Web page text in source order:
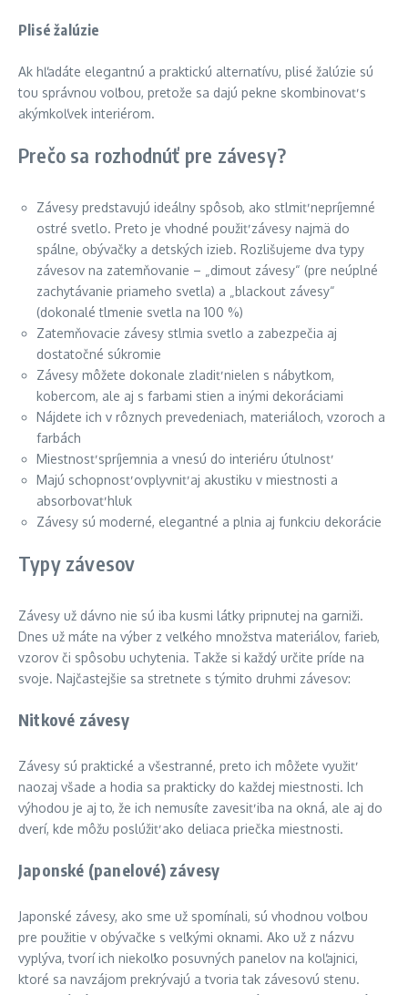
Plisé žalúzie
Ak hľadáte elegantnú a praktickú alternatívu, plisé žalúzie sú
tou správnou voľbou, pretože sa dajú pekne skombinovať s
akýmkoľvek interiérom.
Prečo sa rozhodnúť pre závesy?
Závesy predstavujú ideálny spôsob, ako stlmiť nepríjemné
ostré svetlo. Preto je vhodné použiť závesy najmä do
spálne, obývačky a detských izieb. Rozlišujeme dva typy
závesov na zatemňovanie – „dimout závesy“ (pre neúplné
zachytávanie priameho svetla) a „blackout závesy“
(dokonalé tlmenie svetla na 100 %)
Zatemňovacie závesy stlmia svetlo a zabezpečia aj
dostatočné súkromie
Závesy môžete dokonale zladiť nielen s nábytkom,
kobercom, ale aj s farbami stien a inými dekoráciami
Nájdete ich v rôznych prevedeniach, materiáloch, vzoroch a
farbách
Miestnosť spríjemnia a vnesú do interiéru útulnosť
Majú schopnosť ovplyvniť aj akustiku v miestnosti a
absorbovať hluk
Závesy sú moderné, elegantné a plnia aj funkciu dekorácie
Typy závesov
Závesy už dávno nie sú iba kusmi látky pripnutej na garniži.
Dnes už máte na výber z veľkého množstva materiálov, farieb,
vzorov či spôsobu uchytenia. Takže si každý určite príde na
svoje. Najčastejšie sa stretnete s týmito druhmi závesov:
Nitkové závesy
Závesy sú praktické a všestranné, preto ich môžete využiť
naozaj všade a hodia sa prakticky do každej miestnosti. Ich
výhodou je aj to, že ich nemusíte zavesiť iba na okná, ale aj do
dverí, kde môžu poslúžiť ako deliaca priečka miestnosti.
Japonské (panelové) závesy
Japonské závesy, ako sme už spomínali, sú vhodnou voľbou
pre použitie v obývačke s veľkými oknami. Ako už z názvu
vyplýva, tvorí ich niekoľko posuvných panelov na koľajnici,
ktoré sa navzájom prekrývajú a tvoria tak závesovú stenu.